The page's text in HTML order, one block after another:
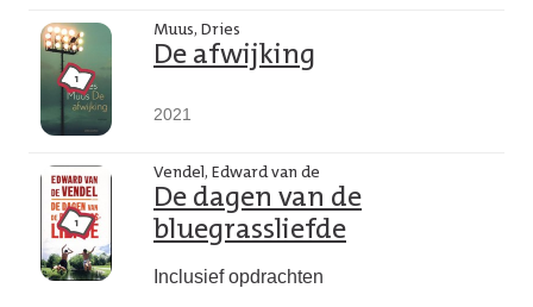
Muus, Dries
De afwijking
2021
Vendel, Edward van de
De dagen van de
bluegrassliefde
Inclusief opdrachten